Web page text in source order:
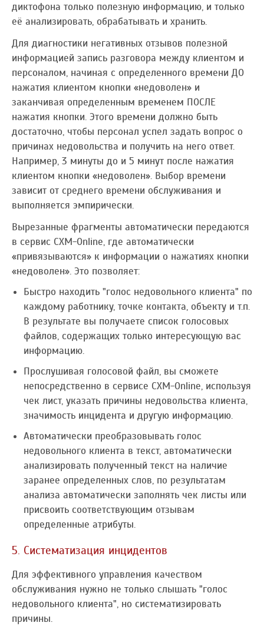
диктофона только полезную информацию, и только
её анализировать, обрабатывать и хранить.
Для диагностики негативных отзывов полезной
информацией запись разговора между клиентом и
персоналом, начиная с определенного времени ДО
нажатия клиентом кнопки «недоволен» и
заканчивая определенным временем ПОСЛЕ
нажатия кнопки. Этого времени должно быть
достаточно, чтобы персонал успел задать вопрос о
причинах недовольства и получить на него ответ.
Например, 3 минуты до и 5 минут после нажатия
клиентом кнопки «недоволен». Выбор времени
зависит от среднего времени обслуживания и
выполняется эмпирически.
Вырезанные фрагменты автоматически передаются
в сервис CXM-Online, где автоматически
«привязываются» к информации о нажатиях кнопки
«недоволен». Это позволяет:
Быстро находить "голос недовольного клиента" по
каждому работнику, точке контакта, объекту и т.п.
В результате вы получаете список голосовых
файлов, содержащих только интересующую вас
информацию.
Прослушивая голосовой файл, вы сможете
непосредственно в сервисе CXM-Online, используя
чек лист, указать причины недовольства клиента,
значимость инцидента и другую информацию.
Автоматически преобразовывать голос
недовольного клиента в текст, автоматически
анализировать полученный текст на наличие
заранее определенных слов, по результатам
анализа автоматически заполнять чек листы или
присвоить соответствующим отзывам
определенные атрибуты.
5. Систематизация инцидентов
Для эффективного управления качеством
обслуживания нужно не только слышать "голос
недовольного клиента", но систематизировать
причины.